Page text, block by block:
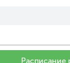
Расписание